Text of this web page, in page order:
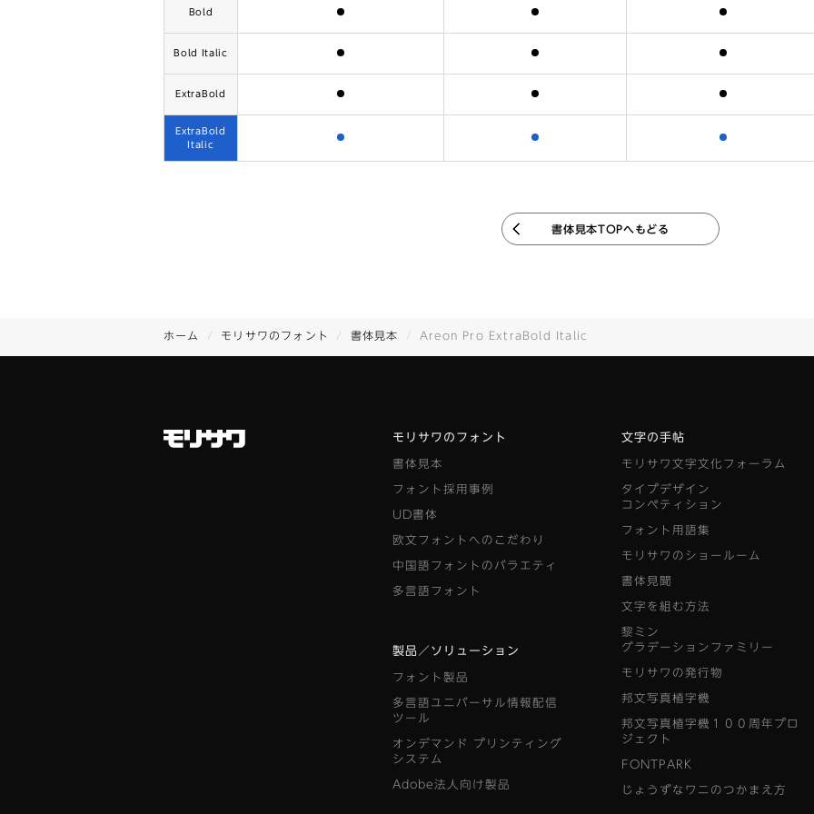
Bold
Bold Italic
ExtraBold
ExtraBold
Italic
書体見本TOPへもどる
ホーム モリサワのフォント 書体見本 Areon Pro ExtraBold Italic
モリサワのフォント
書体見本
フォント採用事例
UD書体
欧文フォントへのこだわり
中国語フォントのバラエティ
多言語フォント
製品／ソリューション
フォント製品
多言語ユニバーサル情報配信
ツール
オンデマンド プリンティング
システム
Adobe法人向け製品
文字の手帖
モリサワ文字文化フォーラム
タイプデザイン
コンペティション
フォント用語集
モリサワのショールーム
書体見聞
文字を組む方法
黎ミン
グラデーションファミリー
モリサワの発行物
邦文写真植字機
邦文写真植字機１００周年プロ
ジェクト
FONTPARK
じょうずなワニのつかまえ方